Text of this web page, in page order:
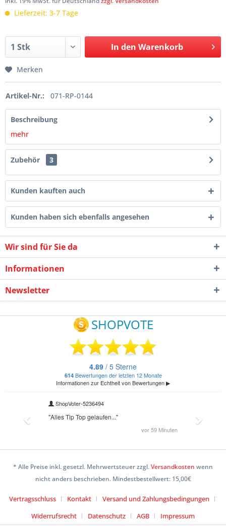
Lieferzeit: 3-7 Tage
In den Warenkorb
Merken
Artikel-Nr.: 071-RP-0144
Beschreibung
mehr
Zubehör 3
Kunden kauften auch
Kunden haben sich ebenfalls angesehen
Wir sind für Sie da
Informationen
Newsletter
* Alle Preise inkl. gesetzl. Mehrwertsteuer zzgl.Versandkosten wenn
nicht anders beschrieben. Mindestbestellwert: 15,00€
Vertragsschluss Kontakt
Versand und Zahlungsbedingungen
Widerrufsrecht
Datenschutz AGB Impressum